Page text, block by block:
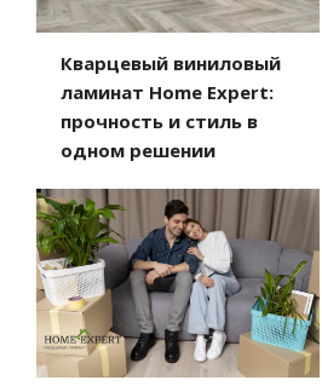
Кварцевый виниловый
ламинат Home Expert:
прочность и стиль в
одном решении